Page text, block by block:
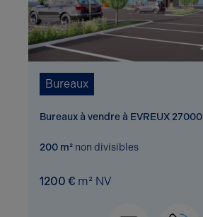
Bureaux
Bureaux à vendre à EVREUX 27000
200 m² non divisibles
1200 € m² NV